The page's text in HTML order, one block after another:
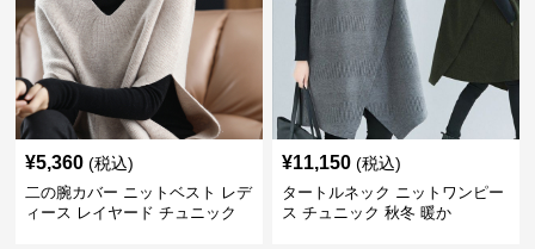
¥5,360 (税込)
二の腕カバー ニットベスト レデ
ィース レイヤード チュニック
¥11,150 (税込)
タートルネック ニットワンピー
ス チュニック 秋冬 暖か